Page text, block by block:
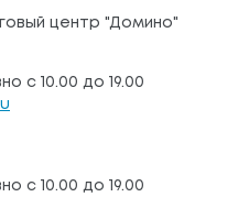
центр "Домино"
с 10.00 до 19.00
с 10.00 до 19.00